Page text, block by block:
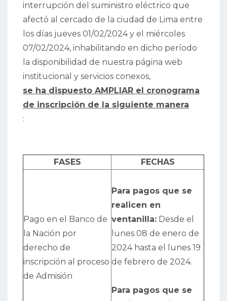
interrupción del suministro eléctrico que
afectó al cercado de la ciudad de Lima entre
los días jueves 01/02/2024 y el miércoles
07/02/2024, inhabilitando en dicho período
la disponibilidad de nuestra página web
institucional y servicios conexos,
se ha dispuesto AMPLIAR el cronograma
de inscripción de la siguiente manera
:
FASES FECHAS
Pago en el Banco de
la Nación por
derecho de
inscripción al proceso
de Admisión
Para pagos que se
realicen en
ventanilla: Desde el
lunes 08 de enero de
2024 hasta el lunes 19
de febrero de 2024.
Para pagos que se